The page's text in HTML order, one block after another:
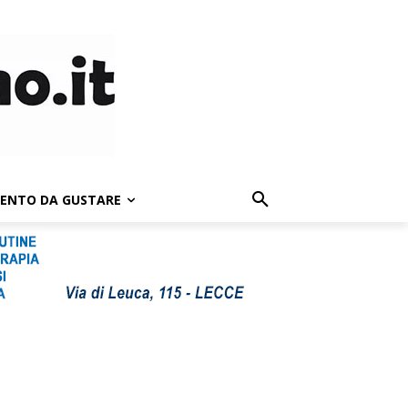
DA GUSTARE